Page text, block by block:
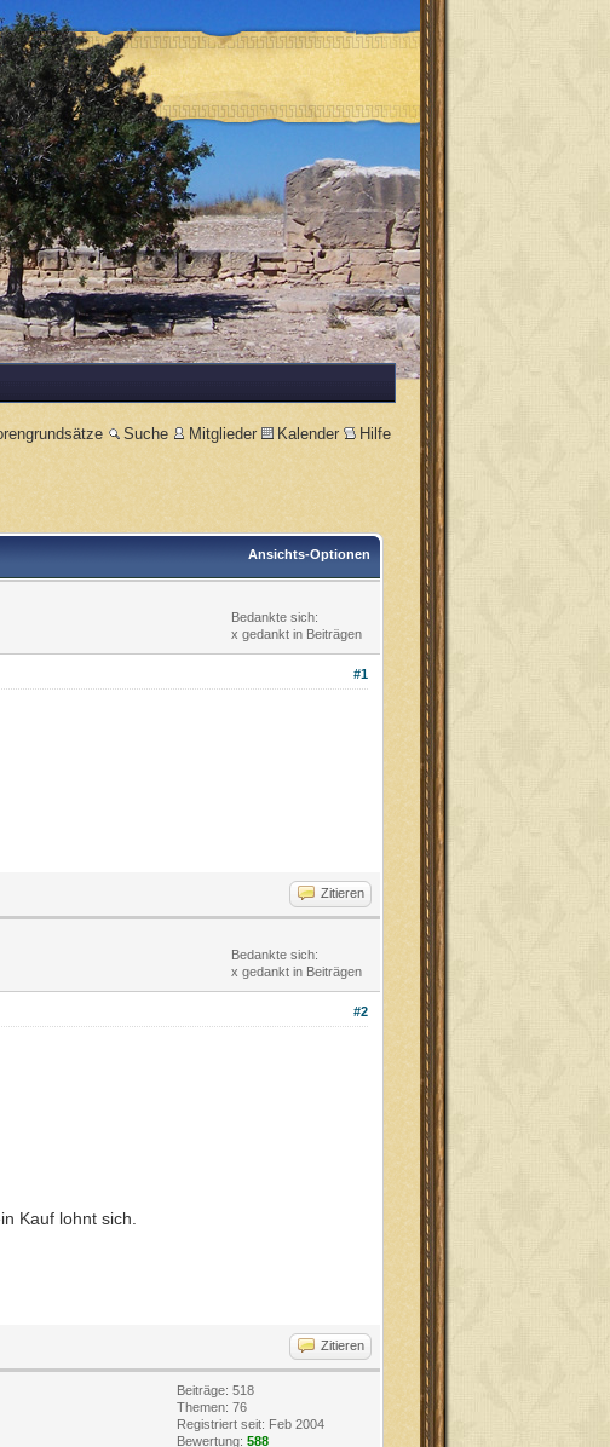
Suche Mitglieder Kalender Hilfe
Ansichts-Optionen
Bedankte sich:
x gedankt in Beiträgen
#1
Zitieren
Bedankte sich:
x gedankt in Beiträgen
#2
Kauf lohnt sich.
Zitieren
Beiträge: 518
Themen: 76
Registriert seit: Feb 2004
Bewertung: 588